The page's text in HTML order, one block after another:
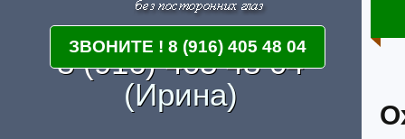
8 (916) 405 48 04
(Ирина)
ЗВОНИТЕ ! 8 (916) 405 48 04